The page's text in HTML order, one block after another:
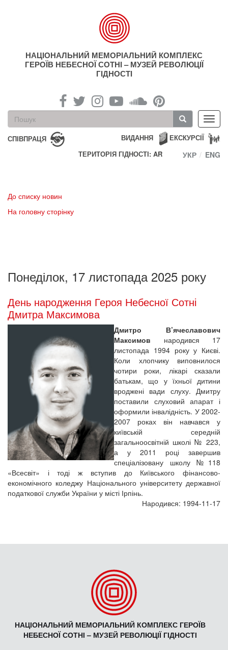
НАЦІОНАЛЬНИЙ МЕМОРІАЛЬНИЙ КОМПЛЕКС
ГЕРОЇВ НЕБЕСНОЇ СОТНІ – МУЗЕЙ РЕВОЛЮЦІЇ
ГІДНОСТІ
Пошукова
форма
Пошук
СПІВПРАЦЯ ЕКСКУРСІЇ
ВИДАННЯ
ТЕРИТОРІЯ ГІДНОСТІ: AR
УКР ENG
До списку новин
На головну сторінку
Понеділок, 17 листопада 2025 року
День народження Героя Небесної Сотні
Дмитра Максимова
Дмитро В’ячеславович
Максимов народився 17
листопада 1994 року у Києві.
Коли хлопчику виповнилося
чотири роки, лікарі сказали
батькам, що у їхньої дитини
вроджені вади слуху. Дмитру
поставили слуховий апарат і
оформили інвалідність. У 2002-
2007 роках він навчався у
київській середній
загальноосвітній школі № 223,
а у 2011 році завершив
спеціалізовану школу №118
«Всесвіт» і тоді ж вступив до Київського фінансово-
економічного коледжу Національного університету державної
податкової служби України у місті Ірпінь.
Народився: 1994-11-17
НАЦІОНАЛЬНИЙ МЕМОРІАЛЬНИЙ КОМПЛЕКС ГЕРОЇВ
НЕБЕСНОЇ СОТНІ – МУЗЕЙ РЕВОЛЮЦІЇ ГІДНОСТІ